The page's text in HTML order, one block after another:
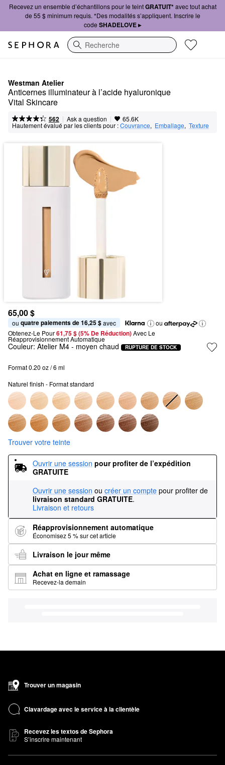
Recevez un ensemble d’échantillons pour le teintGRATUIT*avec tout achat
de 55 $ minimum requis. *Des modalités s’appliquent. Inscrire le
code SHADELOVE ▸
Recherche
Westman Atelier
Anticernes illuminateur à l’acide hyaluronique
Vital Skincare
562 | Ask a question | 65.6K
Hautement évalué par les clients pour :Couvrance, Emballage, Texture
65,00 $
ou quatre paiements de 16,25 $ avec
ou
Obtenez-Le Pour61,75 $ (5% De Réduction) Avec Le
Réapprovisionnement Automatique
Couleur: Atelier M4 - moyen chaud RUPTURE DE STOCK
Format 0.20 oz / 6 ml
Naturel finish - Format standard
Trouver votre teinte
Ouvrir une session pour profiter de l’expédition
GRATUITE
Ouvrir une session ou créer un compte pour profiter de
livraison standard GRATUITE.
Livraison et retours
Réapprovisionnement automatique
Économisez 5 % sur cet article
Livraison le jour même
Achat en ligne et ramassage
Recevez-la demain
Trouver un magasin
Clavardage avec le service à la clientèle
Recevez les textos de Sephora
S’inscrire maintenant